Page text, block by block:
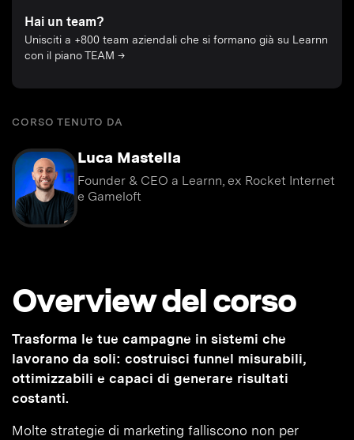
Hai un team?
Unisciti a +800 team aziendali che si formano già su Learnn
con il piano TEAM →
CORSO TENUTO DA
Luca Mastella
Founder & CEO a Learnn, ex Rocket Internet
e Gameloft
Overview del corso
Trasforma le tue campagne in sistemi che
lavorano da soli: costruisci funnel misurabili,
ottimizzabili e capaci di generare risultati
costanti.
Molte strategie di marketing falliscono non per